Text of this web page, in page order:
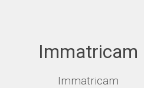
Immatricam
Immatricam